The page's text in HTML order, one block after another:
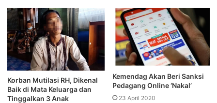
Korban Mutilasi RH, Dikenal
Baik di Mata Keluarga dan
Tinggalkan 3 Anak
Kemendag Akan Beri Sanksi
Pedagang Online ‘Nakal’
23 April 2020